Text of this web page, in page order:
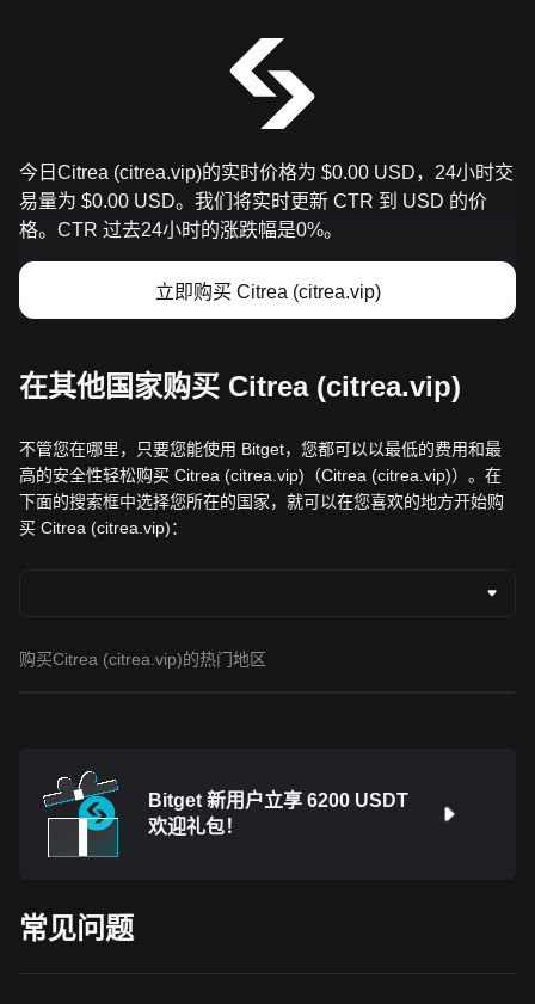
今日Citrea (citrea.vip)的实时价格为 $0.00 USD，24小时交
易量为 $0.00 USD。我们将实时更新 CTR 到 USD 的价
格。CTR 过去24小时的涨跌幅是0%。
立即购买 Citrea (citrea.vip)
在其他国家购买 Citrea (citrea.vip)
不管您在哪里，只要您能使用 Bitget，您都可以以最低的费用和最
高的安全性轻松购买 Citrea (citrea.vip)（Citrea (citrea.vip)）。在
下面的搜索框中选择您所在的国家，就可以在您喜欢的地方开始购
买 Citrea (citrea.vip)：
购买Citrea (citrea.vip)的热门地区
Bitget 新用户立享 6200 USDT
欢迎礼包！
常见问题